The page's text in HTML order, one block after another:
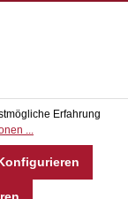
Erfahrung
...